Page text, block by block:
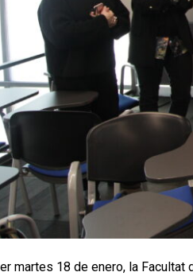
martes 18 de enero, la Facultat